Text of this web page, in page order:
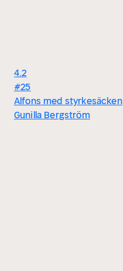
4.2
#25
Alfons med styrkesäcken
Gunilla Bergström